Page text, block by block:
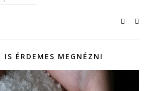
IS ÉRDEMES MEGNÉZNI